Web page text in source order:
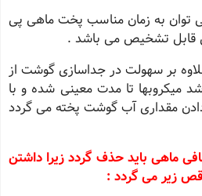
به زمان مناسب پخت ماهى پى
قابل تشخیص مى باشد .
بر سهولت در جداسازى گوشت از
میکروبها تا مدت معینى شده و با
دادن مقدارى آب گوشت پخته مى گردد
ماهى باید حذف گردد زیرا داشتن
زیر مى گردد :